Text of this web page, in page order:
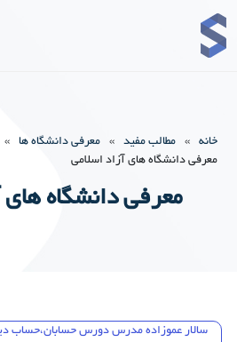
خانه » مطالب مفید » معرفی دانشگاه ها
»
معرفی دانشگاه های آزاد اسلامی
معرفی دانشگاه های